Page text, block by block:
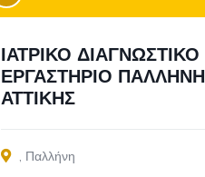
ΙΑΤΡΙΚΟ ΔΙΑΓΝΩΣΤΙΚΟ
ΕΡΓΑΣΤΗΡΙΟ ΠΑΛΛΗΝΗ
ΑΤΤΙΚΗΣ
, Παλλήνη